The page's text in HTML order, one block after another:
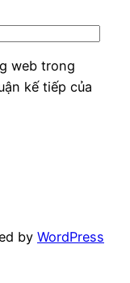
web trong
kế tiếp của
by WordPress